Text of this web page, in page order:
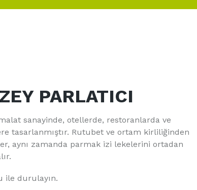
PARLATICI
sanayinde, otellerde, restoranlarda ve
tasarlanmıştır. Rutubet ve ortam kirliliğinden
aynı zamanda parmak izi lekelerini ortadan
ile durulayın.